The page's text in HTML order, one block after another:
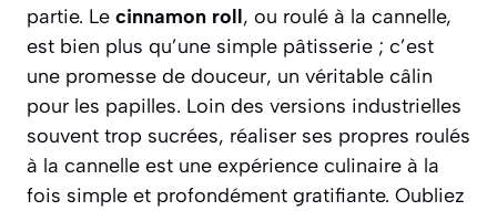
partie. Le cinnamon roll, ou roulé à la cannelle,
est bien plus qu’une simple pâtisserie ; c’est
une promesse de douceur, un véritable câlin
pour les papilles. Loin des versions industrielles
souvent trop sucrées, réaliser ses propres roulés
à la cannelle est une expérience culinaire à la
fois simple et profondément gratifiante. Oubliez